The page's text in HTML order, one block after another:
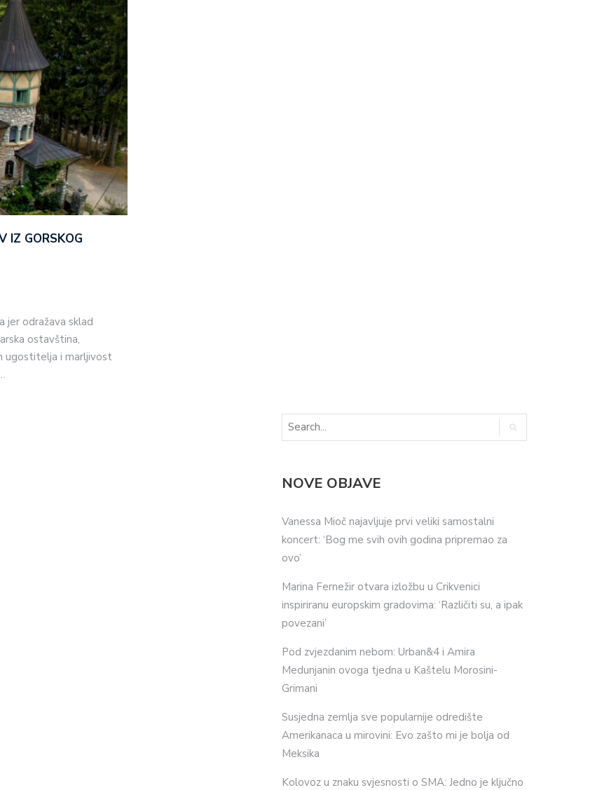
IZ GORSKOG
jer odražava sklad
ostavština,
ugostitelja i marljivost
NOVE OBJAVE
Vanessa Mioč najavljuje prvi veliki samostalni
koncert: ‘Bog me svih ovih godina pripremao za
ovo’
Marina Fernežir otvara izložbu u Crikvenici
inspiriranu europskim gradovima: ‘Različiti su, a ipak
povezani’
Pod zvjezdanim nebom: Urban&4 i Amira
Medunjanin ovoga tjedna u Kaštelu Morosini-
Grimani
Susjedna zemlja sve popularnije odredište
Amerikanaca u mirovini: Evo zašto mi je bolja od
Meksika
Kolovoz u znaku svjesnosti o SMA: Jedno je ključno